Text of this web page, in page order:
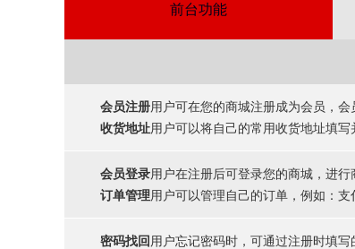
前台功能
会员注册用户可在您的商城注册成为会员，
收货地址用户可以将自己的常用收货地址填
会员登录用户在注册后可登录您的商城，进行
订单管理用户可以管理自己的订单，例如：
密码找回 用户忘记密码时，可通过注册时填